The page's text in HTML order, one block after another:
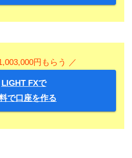
円もらう ／
LIGHT FXで
で口座を作る